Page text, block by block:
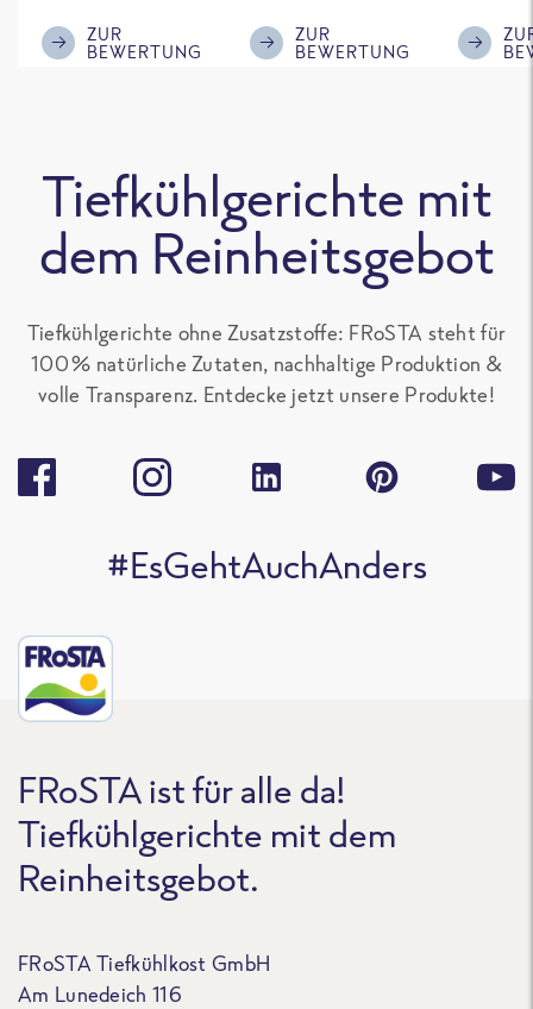
mehr erhältlich
ist!
ZUR
BEWERTUNG
ZUR
BEWERTUNG
Menge
'großen
Paprika
gern.
Tiefkühlgerichte mit
dem Reinheitsgebot
Tiefkühlgerichte ohne Zusatzstoffe: FRoSTA steht für
100 % natürliche Zutaten, nachhaltige Produktion &
volle Transparenz. Entdecke jetzt unsere Produkte!
#EsGehtAuchAnders
FRoSTA ist für alle da!
Tiefkühlgerichte mit dem
Reinheitsgebot.
FRoSTA Tiefkühlkost GmbH
Am Lunedeich 116